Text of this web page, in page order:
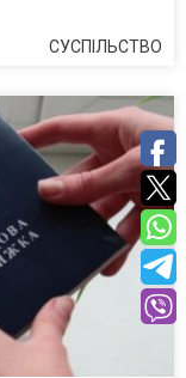
СУСПІЛЬСТВО